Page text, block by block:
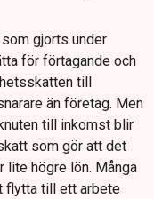
gjorts under
för förtagande och
till
än företag. Men
till inkomst blir
som gör att det
lite högre lön. Många
flytta till ett arbete